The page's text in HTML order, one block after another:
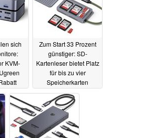
sich
KVM-
Zum Start 33 Prozent
günstiger: SD-
Kartenleser bietet Platz
für bis zu vier
Speicherkarten
10.06.2025